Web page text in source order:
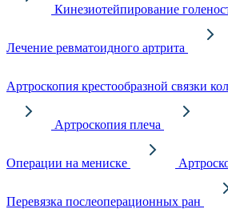
Кинезиотейпирование
Лечение ревматоидного артрита
Артроскопия крестообразной связки
Артроскопия плеча
Операции на мениске
Перевязка послеоперационных ран